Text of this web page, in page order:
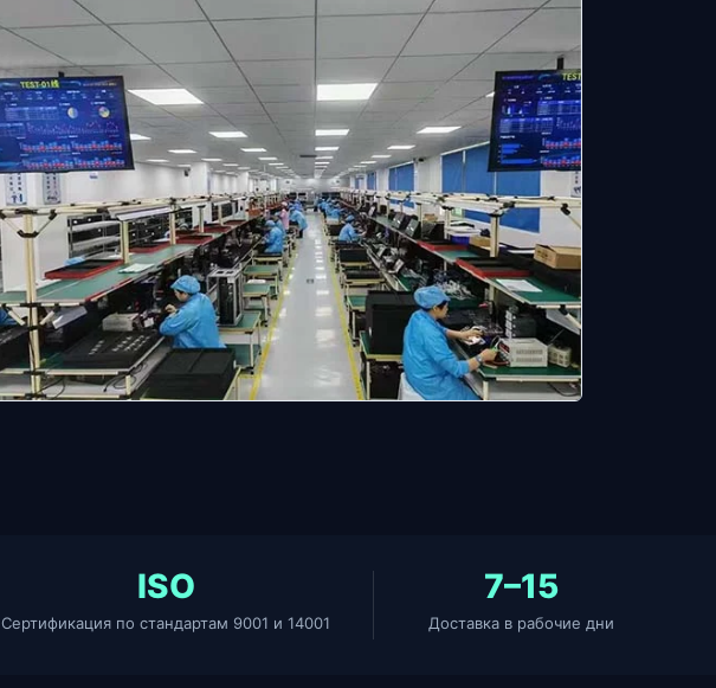
ISO
Сертификация по стандартам 9001 и 14001
7–15
Доставка в рабочие дни